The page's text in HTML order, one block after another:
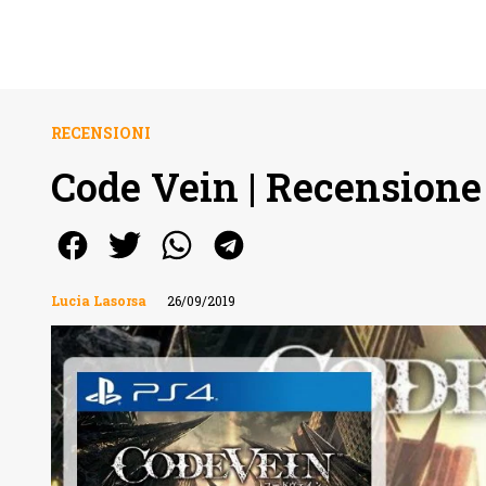
RECENSIONI
Code Vein | Recensione
Lucia Lasorsa 26/09/2019